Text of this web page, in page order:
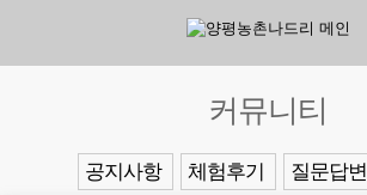
커뮤니티
공지사항 체험후기 질문답변